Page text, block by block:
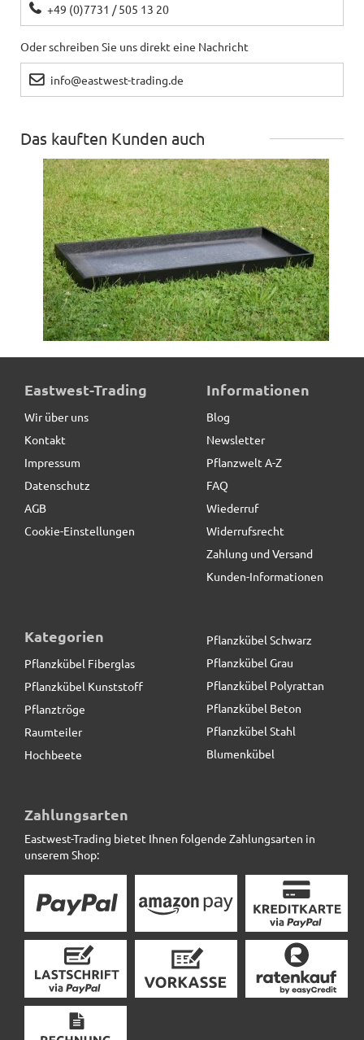
+49 (0)7731 / 505 13 20
Oder schreiben Sie uns direkt eine Nachricht
info@eastwest-trading.de
Das kauften Kunden auch
Untersetzer BASSIN, TÜV-geprüft -schwarz
54,90 € *
35,90 € *
Eastwest-Trading
Wir über uns
Kontakt
Impressum
Datenschutz
AGB
Cookie-Einstellungen
Informationen
Blog
Newsletter
Pflanzwelt A-Z
FAQ
Wiederruf
Widerrufsrecht
Zahlung und Versand
Kunden-Informationen
Kategorien
Pflanzkübel Fiberglas
Pflanzkübel Kunststoff
Pflanztröge
Raumteiler
Hochbeete
Pflanzkübel Schwarz
Pflanzkübel Grau
Pflanzkübel Polyrattan
Pflanzkübel Beton
Pflanzkübel Stahl
Blumenkübel
Zahlungsarten
Eastwest-Trading bietet Ihnen folgende Zahlungsarten in
unserem Shop: